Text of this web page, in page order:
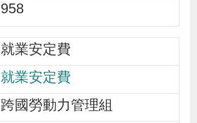
958
就業安定費
就業安定費
跨國勞動力管理組